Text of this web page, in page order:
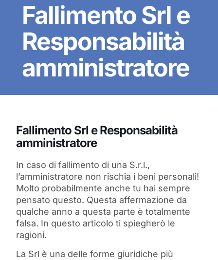
Fallimento Srl e
Responsabilità
amministratore
Fallimento Srl e Responsabilità
amministratore
In caso di fallimento di una S.r.l.,
l’amministratore non rischia i beni personali!
Molto probabilmente anche tu hai sempre
pensato questo. Questa affermazione da
qualche anno a questa parte è totalmente
falsa. In questo articolo ti spiegherò le
ragioni.
La Srl è una delle forme giuridiche più